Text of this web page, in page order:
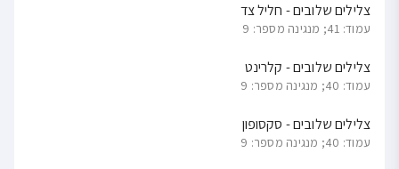
צלילים שלובים - חליל צד
עמוד: 41; מנגינה מספר: 9
צלילים שלובים - קלרינט
עמוד: 40; מנגינה מספר: 9
צלילים שלובים - סקסופון
עמוד: 40; מנגינה מספר: 9